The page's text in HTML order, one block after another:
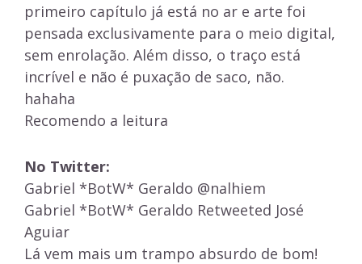
primeiro capítulo já está no ar e arte foi
pensada exclusivamente para o meio digital,
sem enrolação. Além disso, o traço está
incrível e não é puxação de saco, não.
hahaha
Recomendo a leitura
No Twitter:
Gabriel *BotW* Geraldo‏ @nalhiem
Gabriel *BotW* Geraldo Retweeted José
Aguiar
Lá vem mais um trampo absurdo de bom!